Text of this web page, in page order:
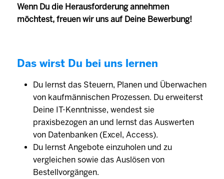
Wenn Du die Herausforderung annehmen
möchtest, freuen wir uns auf Deine Bewerbung!
Das wirst Du bei uns lernen
Du lernst das Steuern, Planen und Überwachen
von kaufmännischen Prozessen. Du erweiterst
Deine IT-Kenntnisse, wendest sie
praxisbezogen an und lernst das Auswerten
von Datenbanken (Excel, Access).
Du lernst Angebote einzuholen und zu
vergleichen sowie das Auslösen von
Bestellvorgängen.